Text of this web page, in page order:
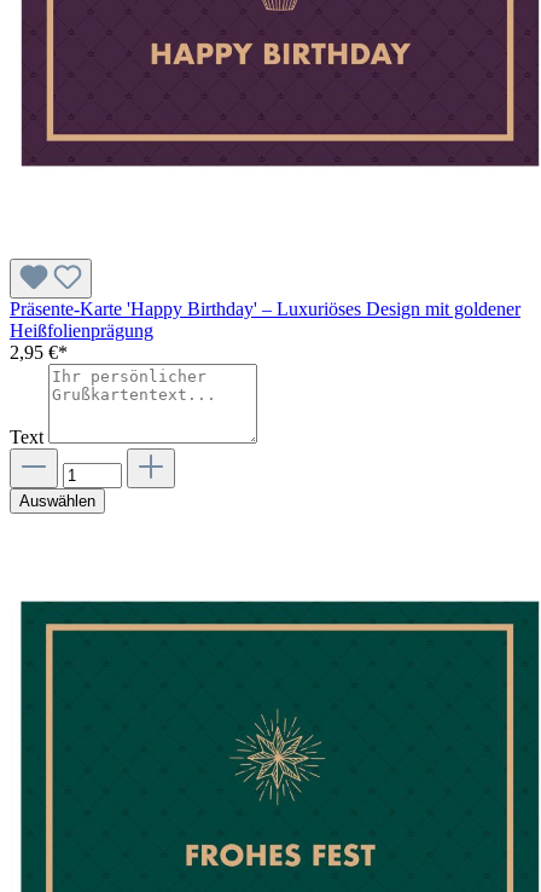
Präsente-Karte 'Happy Birthday' – Luxuriöses Design mit goldener
Heißfolienprägung
2,95 €*
Text
Auswählen